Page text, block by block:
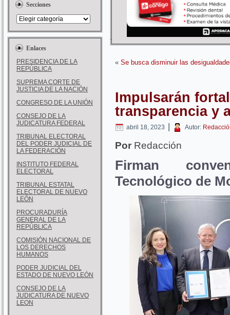
Secciones
Enlaces
PRESIDENCIA DE LA
REPÚBLICA
SUPREMA CORTE DE
JUSTICIA DE LA NACIÓN
CONGRESO DE LA UNIÓN
CONSEJO DE LA
JUDICATURA FEDERAL
TRIBUNAL ELECTORAL
DEL PODER JUDICIAL DE
LA FEDERACIÓN
INSTITUTO FEDERAL
ELECTORAL
TRIBUNAL ESTATAL
ELECTORAL DE NUEVO
LEÓN
PROCURADURÍA
GENERAL DE LA
REPÚBLICA
COMISIÓN NACIONAL DE
LOS DERECHOS
HUMANOS
PODER JUDICIAL DEL
ESTADO DE NUEVO LEÓN
CONSEJO DE LA
JUDICATURA DE NUEVO
LEON
« Se busca disminuir las
Impulsarán
transparencia y
abril 18, 2023 | Autor:
Por Redacción
Firman
Tecnológico de